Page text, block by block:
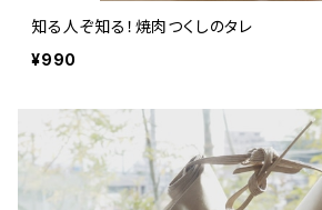
知る人ぞ知る！焼肉つくしのタレ
¥990